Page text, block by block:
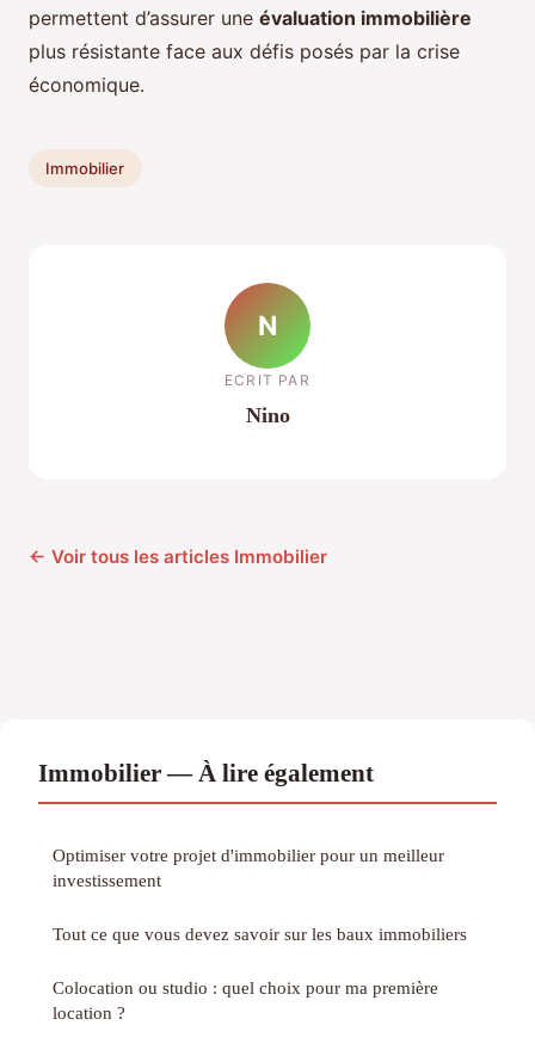
permettent d’assurer une évaluation immobilière
plus résistante face aux défis posés par la crise
économique.
Immobilier
N
ECRIT PAR
Nino
← Voir tous les articles Immobilier
Immobilier — À lire également
Optimiser votre projet d'immobilier pour un meilleur
investissement
Tout ce que vous devez savoir sur les baux immobiliers
Colocation ou studio : quel choix pour ma première
location ?